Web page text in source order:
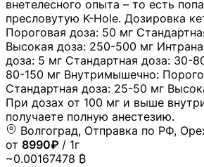
внетелесного опыта – то есть
пресловутую K-Hole. Дозировка
Пороговая доза: 50 мг
Высокая доза: 250-500 мг
доза: 5 мг Стандартная доза: 30-
80-150 мг Внутримышечно:
Стандартная доза: 25-50 мг
При дозах от 100 мг и выше
получаете полную анестезию.
Волгоград, Отправка по РФ,
от 8990₽ / 1г
~0.00167478 ₿